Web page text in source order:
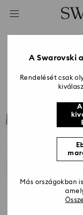
Hozzáférési-kulcs
2 - LáblécA Swarovski
Rendelését csak
Más országokban